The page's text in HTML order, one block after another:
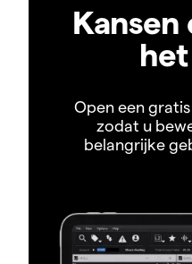
Open een
zodat u
belangrijke